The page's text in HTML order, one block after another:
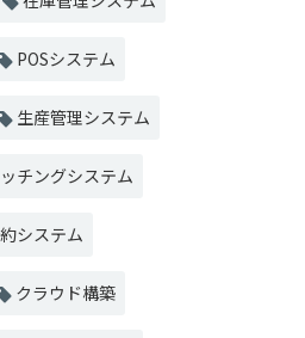
POSシステム
生産管理システム
チングシステム
システム
クラウド構築